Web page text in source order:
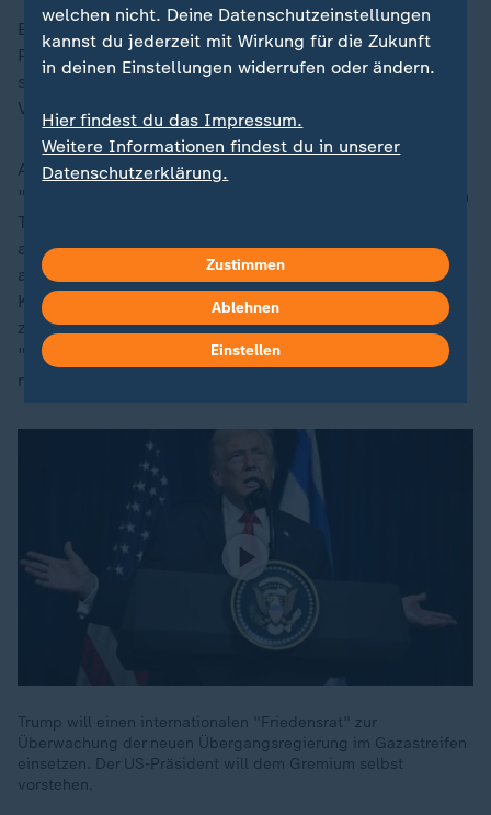
Eine zeitliche Bindung an die Amtszeit Trumps als US-
Präsident ist demnach nicht vorgesehen. Trump wolle
sich, sagen kritische Stimmen, offenbar zum
Vorsitzenden des Friedensrats auf Lebenszeit machen.
Auch die Zusammensetzung des Vorstands des
"Friedensrats" liegt laut der "Charta" ausschließlich in
Trumps Händen. "Der Vorstand wird vom Vorsitzenden
ausgewählt und setzt sich aus international
anerkannten Persönlichkeiten zusammen", heißt es in
Kapitel vier. Die Vorstandsmitglieder sollen für jeweils
zwei Jahre ernannt werden. Trump als Vorsitzender
"kann sie abberufen, eine Verlängerung ist ihm jedoch
möglich".
Trump will einen internationalen "Friedensrat" zur
Überwachung der neuen Übergangsregierung im Gazastreifen
einsetzen. Der US-Präsident will dem Gremium selbst
vorstehen.
welchen nicht. Deine Datenschutzeinstellungen
kannst du jederzeit mit Wirkung für die Zukunft
in deinen Einstellungen widerrufen oder ändern.
Hier findest du das Impressum.
Weitere Informationen findest du in unserer
Datenschutzerklärung.
Zustimmen
Ablehnen
Einstellen